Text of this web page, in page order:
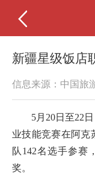
新疆星级饭店
信息来源：中国旅
5月20日至22日
业技能竞赛在阿克
队142名选手参赛
奖。